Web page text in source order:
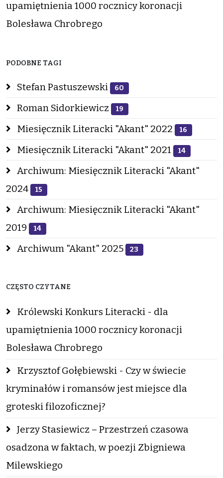
upamiętnienia 1000 rocznicy koronacji
Bolesława Chrobrego
PODOBNE TAGI
Stefan Pastuszewski 60
Roman Sidorkiewicz 19
Miesięcznik Literacki "Akant" 2022 16
Miesięcznik Literacki "Akant" 2021 14
Archiwum: Miesięcznik Literacki "Akant"
2024
15
Archiwum: Miesięcznik Literacki "Akant"
2019
14
Archiwum "Akant" 2025 23
CZĘSTO CZYTANE
Królewski Konkurs Literacki - dla
upamiętnienia 1000 rocznicy koronacji
Bolesława Chrobrego
Krzysztof Gołębiewski - Czy w świecie
kryminałów i romansów jest miejsce dla
groteski filozoficznej?
Jerzy Stasiewicz – Przestrzeń czasowa
osadzona w faktach, w poezji Zbigniewa
Milewskiego